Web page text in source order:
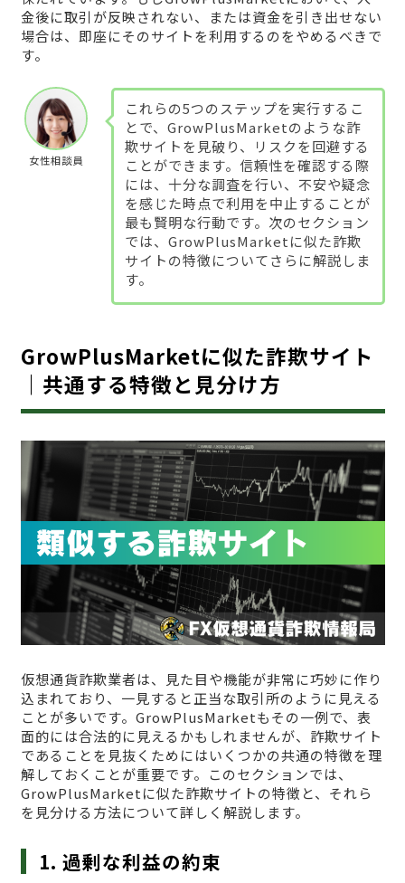
金後に取引が反映されない、または資金を引き出せない
場合は、即座にそのサイトを利用するのをやめるべきで
す。
女性相談員
これらの5つのステップを実行するこ
とで、GrowPlusMarketのような詐
欺サイトを見破り、リスクを回避する
ことができます。信頼性を確認する際
には、十分な調査を行い、不安や疑念
を感じた時点で利用を中止することが
最も賢明な行動です。次のセクション
では、GrowPlusMarketに似た詐欺
サイトの特徴についてさらに解説しま
す。
GrowPlusMarketに似た詐欺サイト
｜共通する特徴と見分け方
仮想通貨詐欺業者は、見た目や機能が非常に巧妙に作り
込まれており、一見すると正当な取引所のように見える
ことが多いです。GrowPlusMarketもその一例で、表
面的には合法的に見えるかもしれませんが、詐欺サイト
であることを見抜くためにはいくつかの共通の特徴を理
解しておくことが重要です。このセクションでは、
GrowPlusMarketに似た詐欺サイトの特徴と、それら
を見分ける方法について詳しく解説します。
1. 過剰な利益の約束